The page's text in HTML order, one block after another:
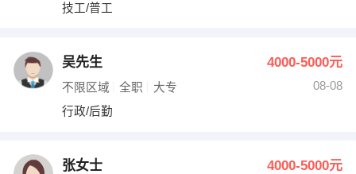
技工/普工
吴先生 4000-5000元
不限区域 全职 大专
08-08
行政/后勤
张女士 4000-5000元